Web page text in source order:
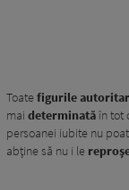
Toate figurile
mai determinatăîn tot
persoanei iubite nu
abține să nu i le